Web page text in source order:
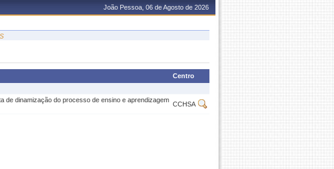
João Pessoa, 06 de Agosto de 2026
Centro
de dinamização do processo de ensino e aprendizagem
CCHSA